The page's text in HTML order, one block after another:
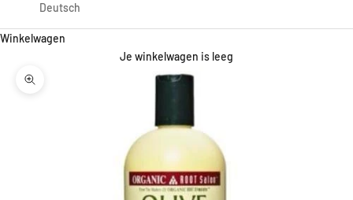
Deutsch
Winkelwagen
Je winkelwagen is leeg
In-/uitzoomen